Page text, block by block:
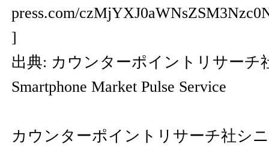
press.com/
]
出典: カウンターポイントリサーチ
Smartphone Market Pulse Service
カウンターポイントリサーチ社シ